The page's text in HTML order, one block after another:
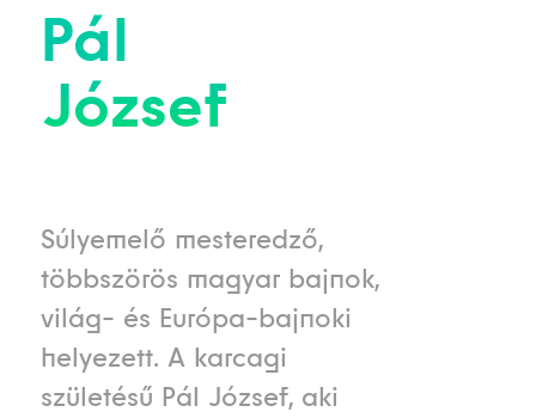
Pál
József
Súlyemelő mesteredző,
többszörös magyar bajnok,
világ- és Európa-bajnoki
helyezett. A karcagi
születésű Pál József, aki